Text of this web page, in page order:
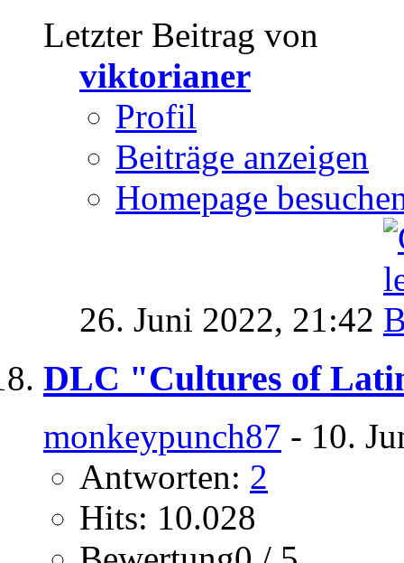
Letzter Beitrag von
viktorianer
Profil
Beiträge anzeigen
Homepage
26. Juni 2022, 21:42
DLC "Cultures of
monkeypunch87 - 10.
Antworten: 2
Hits: 10.028